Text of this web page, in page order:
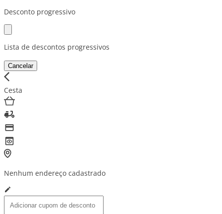
Desconto progressivo
Lista de descontos progressivos
Cancelar
Cesta
Nenhum endereço cadastrado